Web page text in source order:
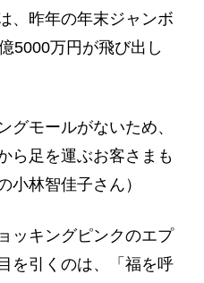
、昨年の年末ジャンボ
5000万円が飛び出し
グモールがないため、
ら足を運ぶお客さまも
小林智佳子さん）
ッキングピンクのエプ
を引くのは、「福を呼